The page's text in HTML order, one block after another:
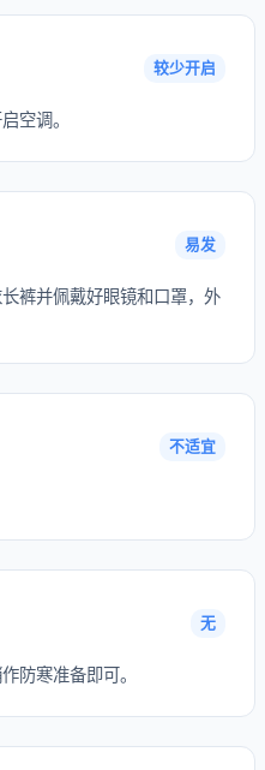
较少开启
空调。
易发
裤并佩戴好眼镜和口罩，外
不适宜
无
防寒准备即可。